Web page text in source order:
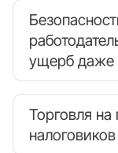
ущерб даже
Торговля на